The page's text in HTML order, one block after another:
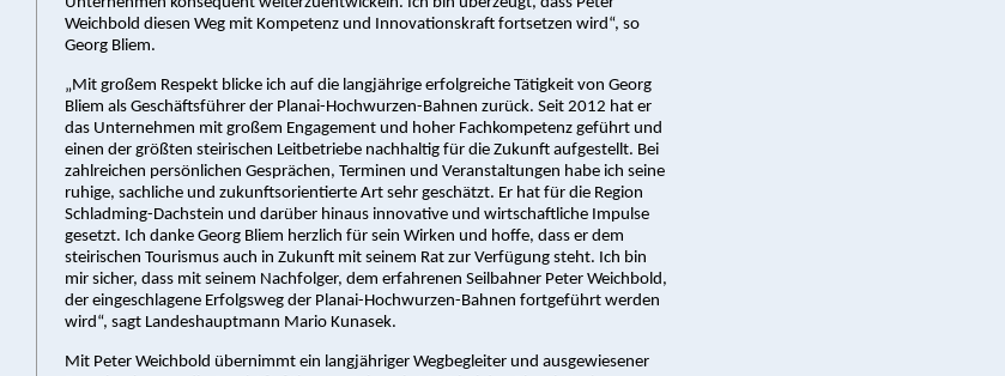
Weichbold diesen Weg mit Kompetenz und Innovationskraft fortsetzen wird“, so
Georg Bliem.
„Mit großem Respekt blicke ich auf die langjährige erfolgreiche Tätigkeit von Georg
Bliem als Geschäftsführer der Planai-Hochwurzen-Bahnen zurück. Seit 2012 hat er
das Unternehmen mit großem Engagement und hoher Fachkompetenz geführt und
einen der größten steirischen Leitbetriebe nachhaltig für die Zukunft aufgestellt. Bei
zahlreichen persönlichen Gesprächen, Terminen und Veranstaltungen habe ich seine
ruhige, sachliche und zukunftsorientierte Art sehr geschätzt. Er hat für die Region
Schladming-Dachstein und darüber hinaus innovative und wirtschaftliche Impulse
gesetzt. Ich danke Georg Bliem herzlich für sein Wirken und hoffe, dass er dem
steirischen Tourismus auch in Zukunft mit seinem Rat zur Verfügung steht. Ich bin
mir sicher, dass mit seinem Nachfolger, dem erfahrenen Seilbahner Peter Weichbold,
der eingeschlagene Erfolgsweg der Planai-Hochwurzen-Bahnen fortgeführt werden
wird“, sagt Landeshauptmann Mario Kunasek.
Mit Peter Weichbold übernimmt ein langjähriger Wegbegleiter und ausgewiesener